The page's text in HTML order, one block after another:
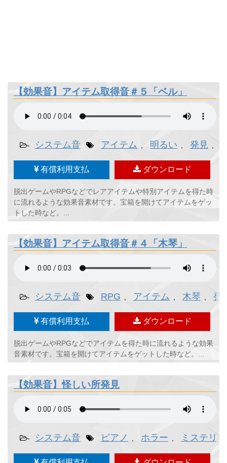
【効果音】アイテム取得音＃５「ベル」
- システム音 アイテム 明るい 発見
有償利用支払 ダウンロード
脱出ゲームやRPGなどでレアアイテムや特別アイテムを得た時
に流れるような効果音素材です。宝箱を開けてアイテムをゲッ
トした時など。...
【効果音】アイテム取得音＃４「木琴」
- システム音 RPG アイテム 木琴 発
有償利用支払 ダウンロード
脱出ゲームやRPGなどでアイテムを得た時に流れるような効果
音素材です。宝箱を開けてアイテムをゲットした時など。...
【効果音】怪しい所発見
- システム音 ピアノ ホラー ミステリー